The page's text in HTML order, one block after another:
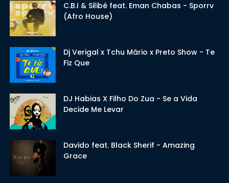
C.B.I & Silibé feat. Eman Chabas - Sporrv
(Afro House)
Dj Verigal x Tchu Mário x Preto Show - Te
Fiz Que
DJ Habias X Filho Do Zua - Se a Vida
Decide Me Levar
Davido feat. Black Sherif - Amazing
Grace